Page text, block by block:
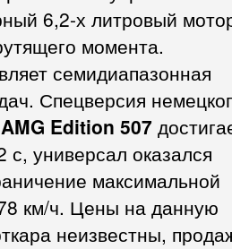
6,2-х литровый
момента.
семидиапазонная
Спецверсия
Edition 507
с, универсал оказался
максимальной
км/ч. Цены на данную
неизвестны,